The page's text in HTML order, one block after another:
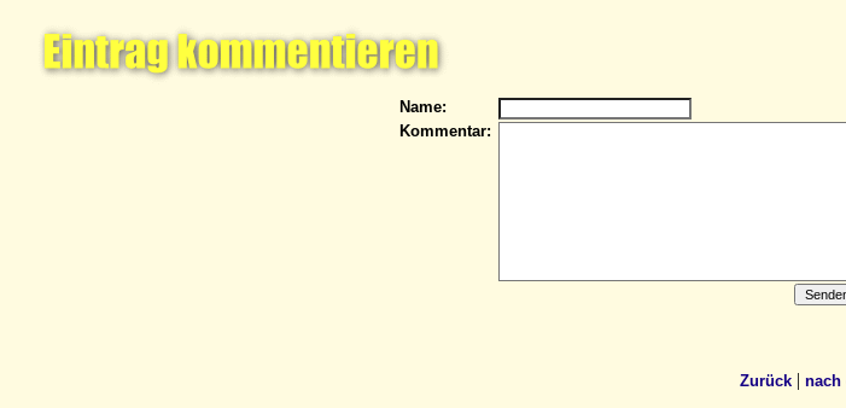
Name:
Kommentar:
Zurück| nach